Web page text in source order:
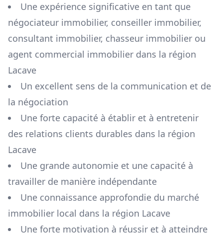
Une expérience significative en tant que
négociateur immobilier, conseiller immobilier,
consultant immobilier, chasseur immobilier ou
agent commercial immobilier dans la région
Lacave
Un excellent sens de la communication et de
la négociation
Une forte capacité à établir et à entretenir
des relations clients durables dans la région
Lacave
Une grande autonomie et une capacité à
travailler de manière indépendante
Une connaissance approfondie du marché
immobilier local dans la région Lacave
Une forte motivation à réussir et à atteindre